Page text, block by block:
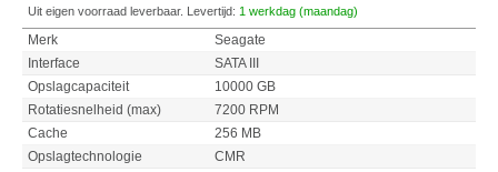
Uit eigen voorraad leverbaar. Levertijd: 1 werkdag (maandag)
Merk
Seagate
Interface
SATA III
Opslagcapaciteit
10000 GB
Rotatiesnelheid (max)
7200 RPM
Cache
256 MB
Opslagtechnologie
CMR